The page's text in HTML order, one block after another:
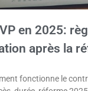
en 2025:
après la
fonctionne le